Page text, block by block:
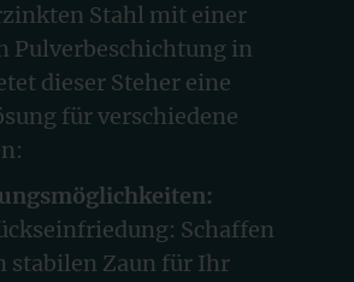
Stahl mit einer
Pulverbeschichtung in
dieser Steher eine
für verschiedene
Schaffen
stabilen Zaun für Ihr